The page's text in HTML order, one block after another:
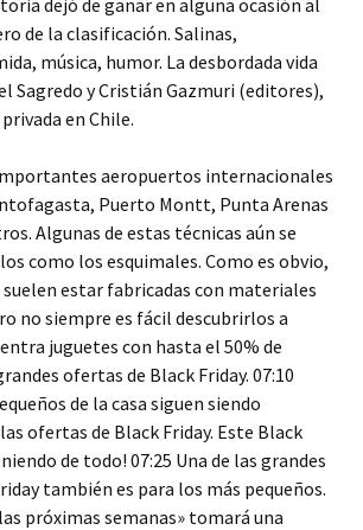
dejó de ganar en alguna ocasión al
de la clasificación. Salinas,
música, humor. La desbordada vida
Sagredo y Cristián Gazmuri (editores),
en Chile.
aeropuertos internacionales
Puerto Montt, Punta Arenas
Algunas de estas técnicas aún se
como los esquimales. Como es obvio,
estar fabricadas con materiales
no siempre es fácil descubrirlos a
juguetes con hasta el 50% de
ofertas de Black Friday. 07:10
de la casa siguen siendo
ofertas de Black Friday. Este Black
de todo! 07:25 Una de las grandes
también es para los más pequeños.
las próximas semanas» tomará una